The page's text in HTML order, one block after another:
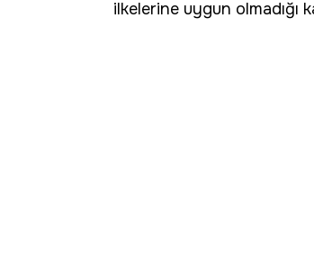
ilkelerine uygun olmadığı